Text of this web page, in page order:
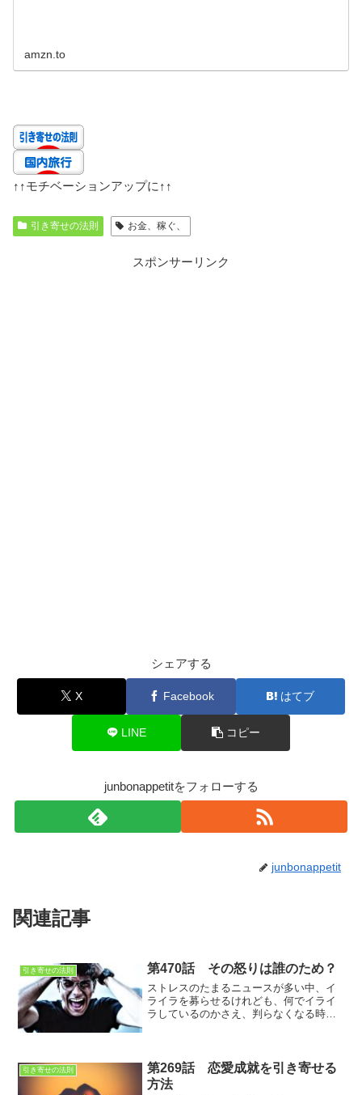
amzn.to
↑↑モチベーションアップに↑↑
引き寄せの法則 お金、稼ぐ、
スポンサーリンク
シェアする
X Facebook はてブ
LINE コピー
junbonappetitをフォローする
junbonappetit
関連記事
引き寄せの法則 第470話 その怒りは誰のため？
ストレスのたまるニュースが多い中、イ
ライラを募らせるけれども、何でイライ
ラしているのかさえ、判らなくなる時も
引き寄せの法則
第269話 恋愛成就を引き寄せる
方法